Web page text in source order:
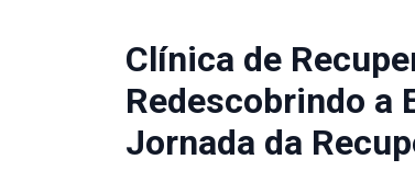
Clínica de
Redescobrindo a
Jornada da